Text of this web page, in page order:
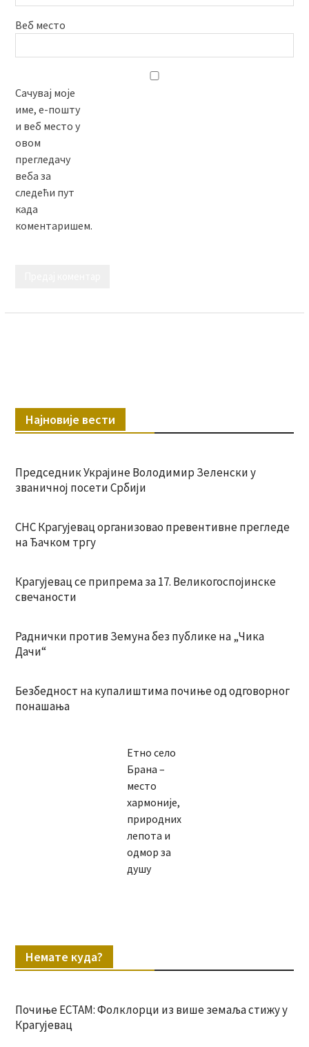
Веб место
Сачувај моје
име, е-пошту
и веб место у
овом
прегледачу
веба за
следећи пут
када
коментаришем.
Најновије вести
Председник Украјине Володимир Зеленски у
званичној посети Србији
СНС Крагујевац организовао превентивне прегледе
на Ђачком тргу
Крагујевац се припрема за 17. Великогоспојинске
свечаности
Раднички против Земуна без публике на „Чика
Дачи“
Безбедност на купалиштима почиње од одговорног
понашања
Етно село
Брана –
место
хармоније,
природних
лепота и
одмор за
душу
Немате куда?
Почиње ЕСТАМ: Фолклорци из више земаља стижу у
Крагујевац